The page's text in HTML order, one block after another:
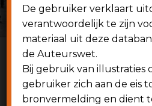
6 juni 2014
De gebruiker verklaart
verantwoordelijk te zijn
materiaal uit deze
de Auteurswet.
Bij gebruik van illustraties
gebruiker zich aan de eis
bronvermelding en dient